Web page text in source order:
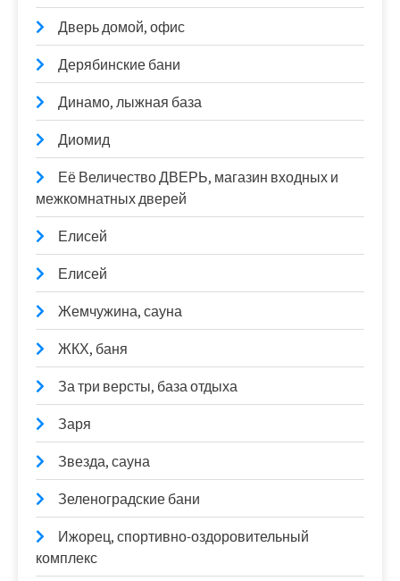
Дверь домой, офис
Дерябинские бани
Динамо, лыжная база
Диомид
Её Величество ДВЕРЬ, магазин входных и
межкомнатных дверей
Елисей
Елисей
Жемчужина, сауна
ЖКХ, баня
За три версты, база отдыха
Заря
Звезда, сауна
Зеленоградские бани
Ижорец, спортивно-оздоровительный
комплекс